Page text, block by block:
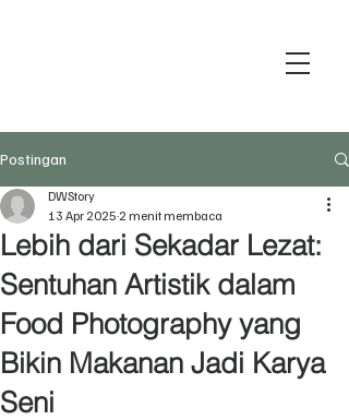
Postingan
Lebih dari Sekadar Lezat:
Sentuhan Artistik dalam
Food Photography yang
Bikin Makanan Jadi Karya
Seni
DWStory
13 Apr 2025 2 menit membaca